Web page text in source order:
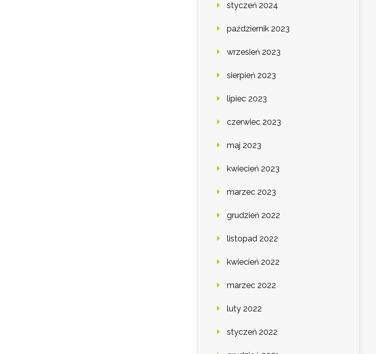
styczeń 2024
październik 2023
wrzesień 2023
sierpień 2023
lipiec 2023
czerwiec 2023
maj 2023
kwiecień 2023
marzec 2023
grudzień 2022
listopad 2022
kwiecień 2022
marzec 2022
luty 2022
styczeń 2022